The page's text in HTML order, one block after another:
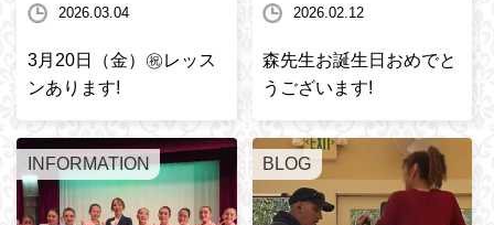
2026.03.04
3月20日（金）㊗️レッス
ンあります!
2026.02.12
森先生お誕生日おめでと
うございます!
INFORMATION BLOG